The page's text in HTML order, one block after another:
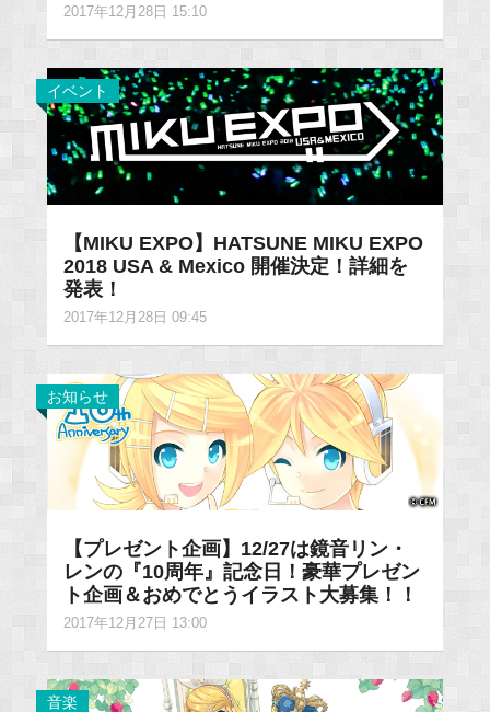
2017年12月28日 15:10
イベント
【MIKU EXPO】HATSUNE MIKU EXPO
2018 USA & Mexico 開催決定！詳細を
発表！
2017年12月28日 09:45
お知らせ
【プレゼント企画】12/27は鏡音リン・
レンの『10周年』記念日！豪華プレゼン
ト企画＆おめでとうイラスト大募集！！
2017年12月27日 13:00
音楽